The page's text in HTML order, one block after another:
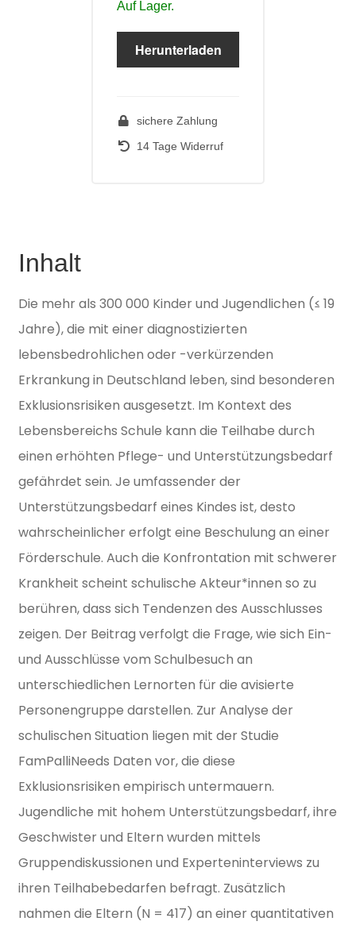
Auf Lager.
Herunterladen
sichere Zahlung
14 Tage Widerruf
Inhalt
Die mehr als 300 000 Kinder und Jugendlichen (≤ 19
Jahre), die mit einer diagnostizierten
lebensbedrohlichen oder -verkürzenden
Erkrankung in Deutschland leben, sind besonderen
Exklusionsrisiken ausgesetzt. Im Kontext des
Lebensbereichs Schule kann die Teilhabe durch
einen erhöhten Pflege- und Unterstützungsbedarf
gefährdet sein. Je umfassender der
Unterstützungsbedarf eines Kindes ist, desto
wahrscheinlicher erfolgt eine Beschulung an einer
Förderschule. Auch die Konfrontation mit schwerer
Krankheit scheint schulische Akteur*innen so zu
berühren, dass sich Tendenzen des Ausschlusses
zeigen. Der Beitrag verfolgt die Frage, wie sich Ein-
und Ausschlüsse vom Schulbesuch an
unterschiedlichen Lernorten für die avisierte
Personengruppe darstellen. Zur Analyse der
schulischen Situation liegen mit der Studie
FamPalliNeeds Daten vor, die diese
Exklusionsrisiken empirisch untermauern.
Jugendliche mit hohem Unterstützungsbedarf, ihre
Geschwister und Eltern wurden mittels
Gruppendiskussionen und Experteninterviews zu
ihren Teilhabebedarfen befragt. Zusätzlich
nahmen die Eltern (N = 417) an einer quantitativen